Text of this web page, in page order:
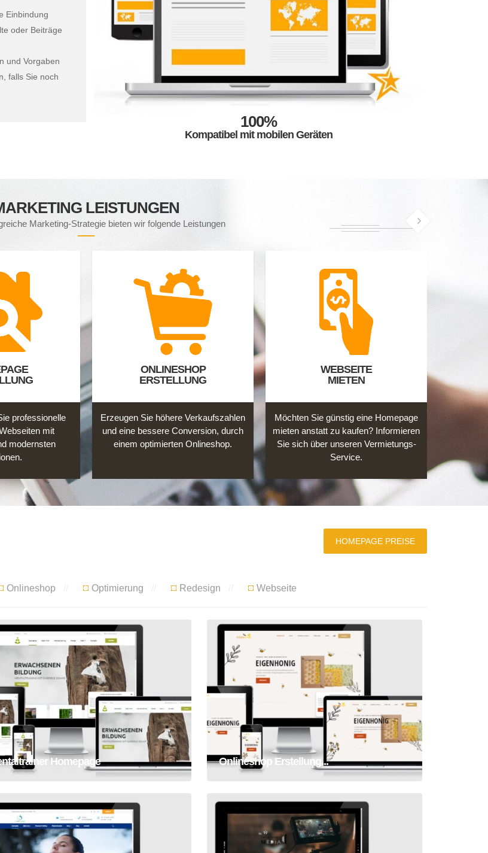
Einbindung
oder Beiträge
und Vorgaben
falls Sie noch
100%
Kompatibel mit mobilen Geräten
LEISTUNGEN
Marketing-Strategie bieten wir folgende Leistungen
professionelle
mit
modernsten
ONLINESHOP
ERSTELLUNG
Erzeugen Sie höhere Verkaufszahlen
und eine bessere Conversion, durch
einem optimierten Onlineshop.
WEBSEITE
MIETEN
Möchten Sie günstig eine Homepage
mieten anstatt zu kaufen? Informieren
Sie sich über unseren Vermietungs-
Service.
Auch
HOMEPAGE PREISE
Onlineshop Optimierung Redesign Webseite
Mentaltrainer Homepage
Homepage
Onlineshop Erstellung Honig
Onlineshop Erstellung...